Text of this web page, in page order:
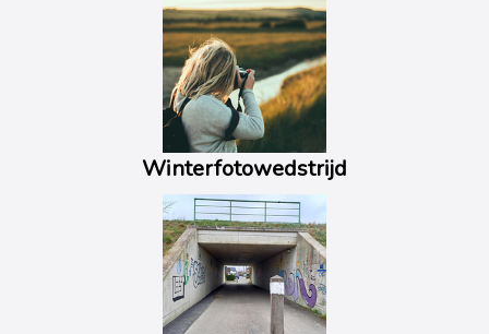
Winterfotowedstrijd